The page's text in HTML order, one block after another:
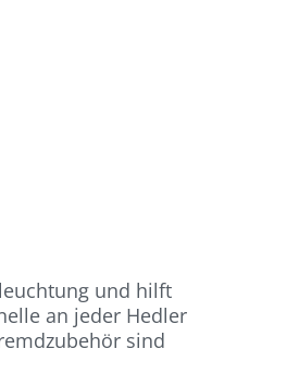
und hilft
an jeder Hedler
sind